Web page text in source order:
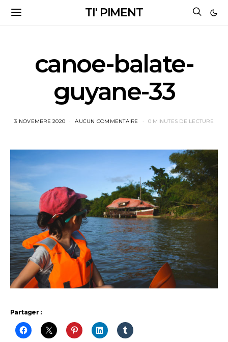
TI' PIMENT
canoe-balate-
guyane-33
3 NOVEMBRE 2020 AUCUN COMMENTAIRE 0 MINUTES DE LECTURE
Partager :